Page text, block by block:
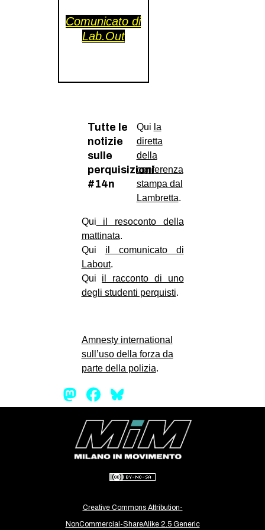
ARTE
INTERNAZIONALE
AFRICA
AMERICHE
ESTREMO ORIENTE
EUROPA
MEDIO ORIENTE
MONDO
EVENTI
tw
SEARCH
Comunicato di
Lab.Out
Tutte le
notizie
sulle
perquisizioni
#14n
Qui la
diretta
della
conferenza
stampa dal
Lambretta.
Qui il resoconto della
mattinata.
Qui il comunicato di
Labout.
Qui il racconto di uno
degli studenti perquisti.
Amnesty international
sull’uso della forza da
parte della polizia.
Mastodon
Facebook
Creative Commons Attribution-
NonCommercial-ShareAlike 2.5 Generic